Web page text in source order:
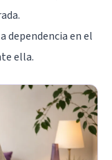
dependencia en el
ella.